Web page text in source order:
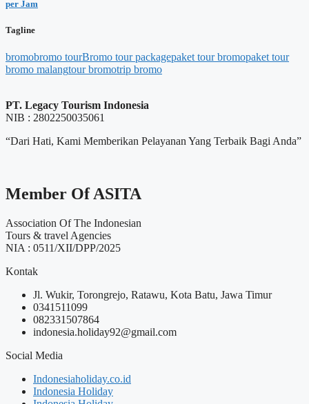
per Jam
Tagline
bromobromo tourBromo tour packagepaket tour bromopaket tour
bromo malangtour bromotrip bromo
PT. Legacy Tourism Indonesia
NIB : 2802250035061
“Dari Hati, Kami Memberikan Pelayanan Yang Terbaik Bagi Anda”
Member Of ASITA
Association Of The Indonesian
Tours & travel Agencies
NIA : 0511/XII/DPP/2025
Kontak
Jl. Wukir, Torongrejo, Ratawu, Kota Batu, Jawa Timur
0341511099
082331507864
indonesia.holiday92@gmail.com
Social Media
Indonesiaholiday.co.id
Indonesia Holiday